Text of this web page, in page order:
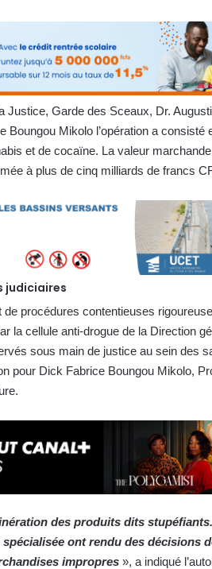
Justice, Garde des Sceaux, Dr.
Mikolo l’opération a consisté
et de cocaïne. La valeur
à plus de cinq milliards de francs
judiciaires
procédures contentieuses
la cellule anti-drogue de la Direction
sous main de justice au sein des
pour Dick Fabrice Boungou Mikolo,
des produits dits
ont rendu des décisions
impropres », a indiqué